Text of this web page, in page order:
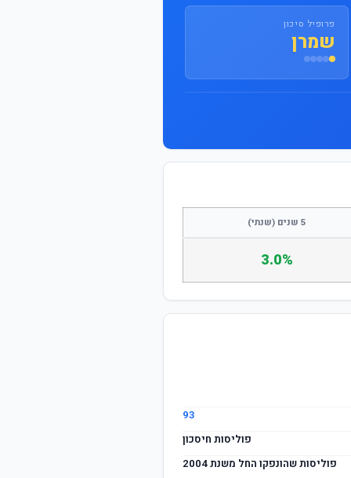
פרופיל סיכון
שמרן
5 שנים (שנתי)
3.0%
93
פוליסות חיסכון
פוליסות שהונפקו החל משנת 2004